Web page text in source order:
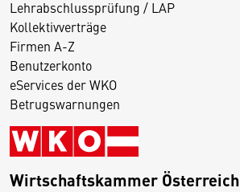
Lehrabschlussprüfung / LAP
Kollektivverträge
Firmen A-Z
Benutzerkonto
eServices der WKO
Betrugswarnungen
Wirtschaftskammer Österreich